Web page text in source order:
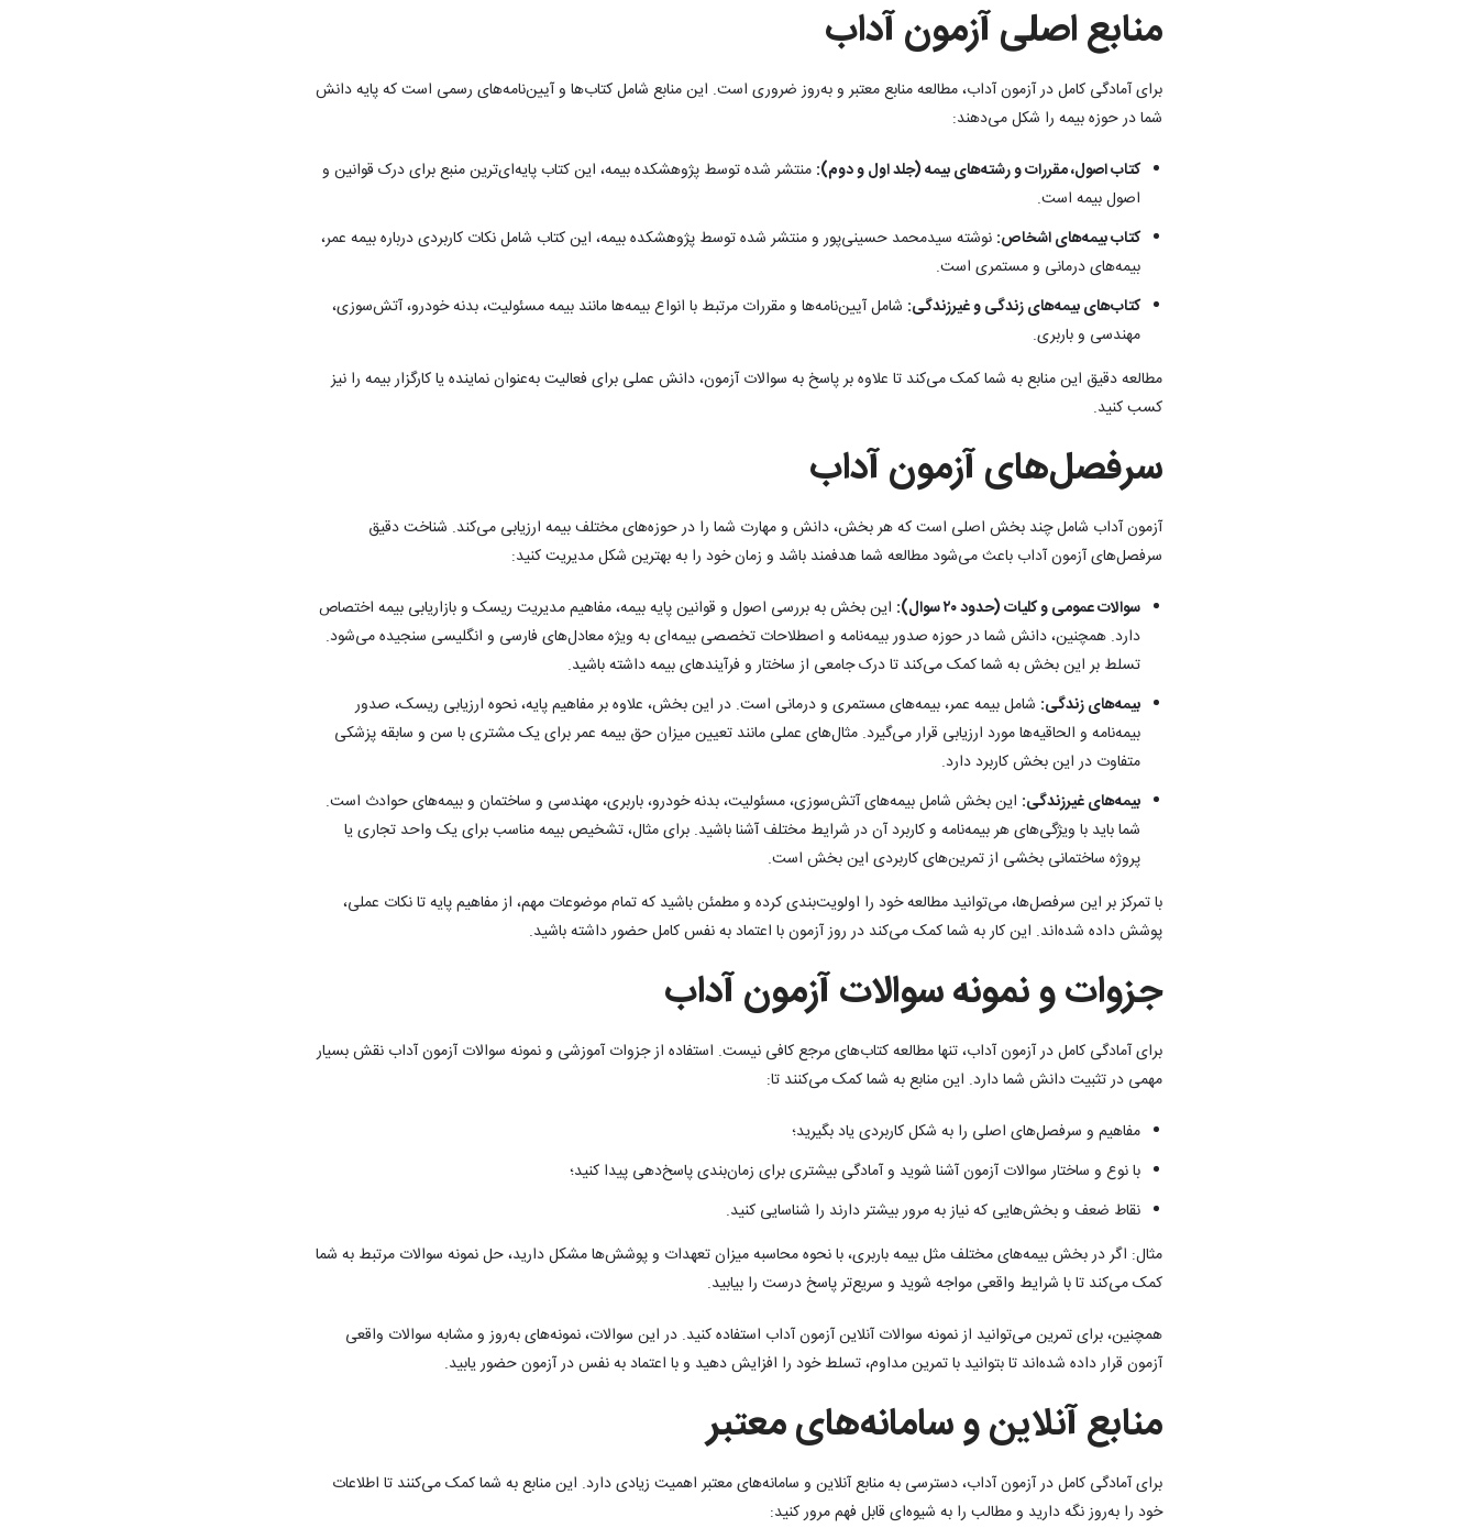
منابع اصلی آزمون آداب
برای آمادگی کامل در آزمون آداب، مطالعه منابع معتبر و به‌روز ضروری است. این منابع شامل کتاب‌ها و آیین‌نامه‌های رسمی است که پایه دانش
شما در حوزه بیمه را شکل می‌دهند:
کتاب اصول، مقررات و رشته‌های بیمه (جلد اول و دوم): منتشر شده توسط پژوهشکده بیمه، این کتاب پایه‌ای‌ترین منبع برای درک قوانین و
اصول بیمه است.
کتاب بیمه‌های اشخاص: نوشته سیدمحمد حسینی‌پور و منتشر شده توسط پژوهشکده بیمه، این کتاب شامل نکات کاربردی درباره بیمه عمر،
بیمه‌های درمانی و مستمری است.
کتاب‌های بیمه‌های زندگی و غیرزندگی: شامل آیین‌نامه‌ها و مقررات مرتبط با انواع بیمه‌ها مانند بیمه مسئولیت، بدنه خودرو، آتش‌سوزی،
مهندسی و باربری.
مطالعه دقیق این منابع به شما کمک می‌کند تا علاوه بر پاسخ به سوالات آزمون، دانش عملی برای فعالیت به‌عنوان نماینده یا کارگزار بیمه را نیز
کسب کنید.
سرفصل‌های آزمون آداب
آزمون آداب شامل چند بخش اصلی است که هر بخش، دانش و مهارت شما را در حوزه‌های مختلف بیمه ارزیابی می‌کند. شناخت دقیق
سرفصل‌های آزمون آداب باعث می‌شود مطالعه شما هدفمند باشد و زمان خود را به بهترین شکل مدیریت کنید:
سوالات عمومی و کلیات (حدود ۲۰ سوال):
این بخش به بررسی اصول و قوانین پایه بیمه، مفاهیم مدیریت ریسک و بازاریابی بیمه اختصاص
دارد. همچنین، دانش شما در حوزه صدور بیمه‌نامه و اصطلاحات تخصصی بیمه‌ای به ویژه معادل‌های فارسی و انگلیسی سنجیده می‌شود.
تسلط بر این بخش به شما کمک می‌کند تا درک جامعی از ساختار و فرآیندهای بیمه داشته باشید.
بیمه‌های زندگی: شامل بیمه عمر، بیمه‌های مستمری و درمانی است. در این بخش، علاوه بر مفاهیم پایه، نحوه ارزیابی ریسک، صدور
بیمه‌نامه و الحاقیه‌ها مورد ارزیابی قرار می‌گیرد. مثال‌های عملی مانند تعیین میزان حق بیمه عمر برای یک مشتری با سن و سابقه پزشکی
متفاوت در این بخش کاربرد دارد.
بیمه‌های غیرزندگی: این بخش شامل بیمه‌های آتش‌سوزی، مسئولیت، بدنه خودرو، باربری، مهندسی و ساختمان و بیمه‌های حوادث است.
شما باید با ویژگی‌های هر بیمه‌نامه و کاربرد آن در شرایط مختلف آشنا باشید. برای مثال، تشخیص بیمه مناسب برای یک واحد تجاری یا
پروژه ساختمانی بخشی از تمرین‌های کاربردی این بخش است.
با تمرکز بر این سرفصل‌ها، می‌توانید مطالعه خود را اولویت‌بندی کرده و مطمئن باشید که تمام موضوعات مهم، از مفاهیم پایه تا نکات عملی،
پوشش داده شده‌اند. این کار به شما کمک می‌کند در روز آزمون با اعتماد به نفس کامل حضور داشته باشید.
جزوات و نمونه سوالات آزمون آداب
برای آمادگی کامل در آزمون آداب، تنها مطالعه کتاب‌های مرجع کافی نیست. استفاده از جزوات آموزشی و نمونه سوالات آزمون آداب نقش بسیار
مهمی در تثبیت دانش شما دارد. این منابع به شما کمک می‌کنند تا:
مفاهیم و سرفصل‌های اصلی را به شکل کاربردی یاد بگیرید؛
با نوع و ساختار سوالات آزمون آشنا شوید و آمادگی بیشتری برای زمان‌بندی پاسخ‌دهی پیدا کنید؛
نقاط ضعف و بخش‌هایی که نیاز به مرور بیشتر دارند را شناسایی کنید.
مثال: اگر در بخش بیمه‌های مختلف مثل بیمه باربری، با نحوه محاسبه میزان تعهدات و پوشش‌ها مشکل دارید، حل نمونه سوالات مرتبط به شما
کمک می‌کند تا با شرایط واقعی مواجه شوید و سریع‌تر پاسخ درست را بیابید.
همچنین، برای تمرین می‌توانید از نمونه سوالات آنلاین آزمون آداب استفاده کنید. در این سوالات، نمونه‌های به‌روز و مشابه سوالات واقعی
آزمون قرار داده شده‌اند تا بتوانید با تمرین مداوم، تسلط خود را افزایش دهید و با اعتماد به نفس در آزمون حضور یابید.
منابع آنلاین و سامانه‌های معتبر
برای آمادگی کامل در آزمون آداب، دسترسی به منابع آنلاین و سامانه‌های معتبر اهمیت زیادی دارد. این منابع به شما کمک می‌کنند تا اطلاعات
خود را به‌روز نگه دارید و مطالب را به شیوه‌ای قابل فهم مرور کنید: